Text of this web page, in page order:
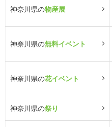
神奈川県の物産展
神奈川県の無料イベント
神奈川県の花イベント
神奈川県の祭り